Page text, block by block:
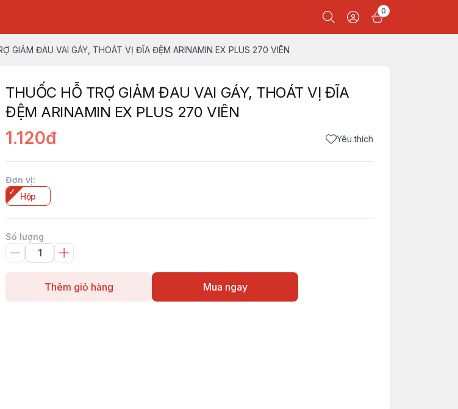
0
GIẢM ĐAU VAI GÁY, THOÁT VỊ ĐĨA ĐỆM ARINAMIN EX PLUS 270 VIÊN
THUỐC HỖ TRỢ GIẢM ĐAU VAI GÁY, THOÁT VỊ ĐĨA
ĐỆM ARINAMIN EX PLUS 270 VIÊN
1.120đ Yêu thích
Đơn vị:
Hộp
Số lượng
Thêm giỏ hàng Mua ngay